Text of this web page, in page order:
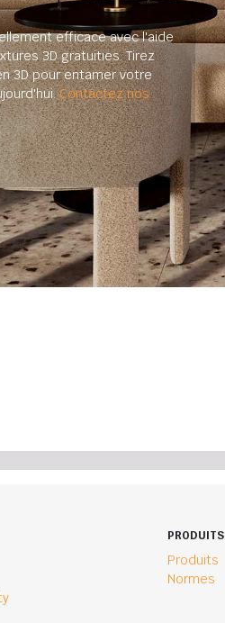
efficace avec l'aide
3D gratuities. Tirez
3D pour entamer votre
Contactez nos
PRODUITS
Produits
Normes